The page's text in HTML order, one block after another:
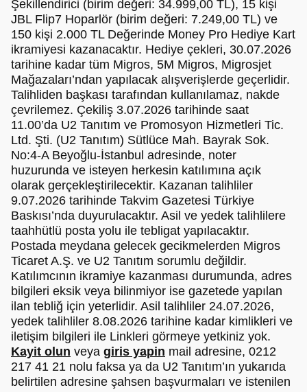
Şekillendirici (birim değeri: 34.999,00 TL), 15 kişi
JBL Flip7 Hoparlör (birim değeri: 7.249,00 TL) ve
150 kişi 2.000 TL Değerinde Money Pro Hediye Kart
ikramiyesi kazanacaktır. Hediye çekleri, 30.07.2026
tarihine kadar tüm Migros, 5M Migros, Migrosjet
Mağazaları’ndan yapılacak alışverişlerde geçerlidir.
Talihliden başkası tarafından kullanılamaz, nakde
çevrilemez. Çekiliş 3.07.2026 tarihinde saat
11.00’da U2 Tanıtım ve Promosyon Hizmetleri Tic.
Ltd. Şti. (U2 Tanıtım) Sütlüce Mah. Bayrak Sok.
No:4-A Beyoğlu-İstanbul adresinde, noter
huzurunda ve isteyen herkesin katılımına açık
olarak gerçekleştirilecektir. Kazanan talihliler
9.07.2026 tarihinde Takvim Gazetesi Türkiye
Baskısı’nda duyurulacaktır. Asil ve yedek talihlilere
taahhütlü posta yolu ile tebligat yapılacaktır.
Postada meydana gelecek gecikmelerden Migros
Ticaret A.Ş. ve U2 Tanıtım sorumlu değildir.
Katılımcının ikramiye kazanması durumunda, adres
bilgileri eksik veya bilinmiyor ise gazetede yapılan
ilan tebliğ için yeterlidir. Asil talihliler 24.07.2026,
yedek talihliler 8.08.2026 tarihine kadar kimlikleri ve
iletişim bilgileri ile Linkleri görmeye yetkiniz yok.
Kayit olun veya giris yapin mail adresine, 0212
217 41 21 nolu faksa ya da U2 Tanıtım’ın yukarıda
belirtilen adresine şahsen başvurmaları ve istenilen